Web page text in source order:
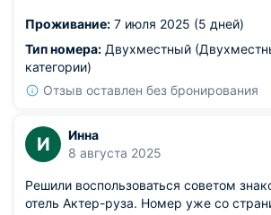
Проживание: 7 июля 2025 (5 дней)
Тип номера: Двухместный
категории)
Отзыв оставлен без бронирования
И
Инна
8 августа 2025
Решили воспользоваться советом
отель Актер-руза. Номер уже со